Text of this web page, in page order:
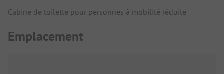
Cabine de toilette pour personnes à mobilité réduite
Emplacement